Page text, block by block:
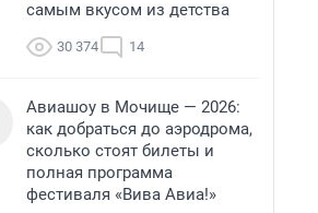
самым вкусом из детства
30 374 14
Авиашоу в Мочище — 2026:
как добраться до аэродрома,
сколько стоят билеты и
полная программа
фестиваля «Вива Авиа!»